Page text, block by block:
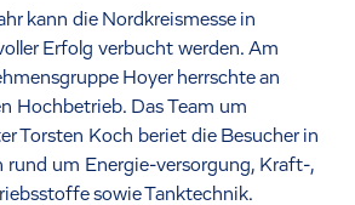
kann die Nordkreismesse in
Erfolg verbucht werden. Am
Hoyer herrschte an
Hochbetrieb. Das Team um
Torsten Koch beriet die Besucher in
rund um Energie-versorgung, Kraft-,
sowie Tanktechnik.